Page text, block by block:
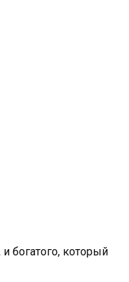
богатого, который